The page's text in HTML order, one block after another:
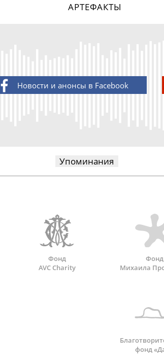
АРТЕФАКТЫ
Новости и анонсы в Facebook
Упоминания
Фонд
AVC Charity
Фонд
Михаила
фонд